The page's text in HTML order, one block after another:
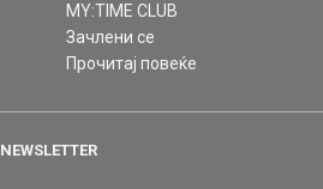
MY:TIME CLUB
Зачлени се
Прочитај повеќе
NEWSLETTER